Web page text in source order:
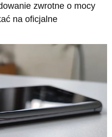
zwrotne o mocy
na oficjalne